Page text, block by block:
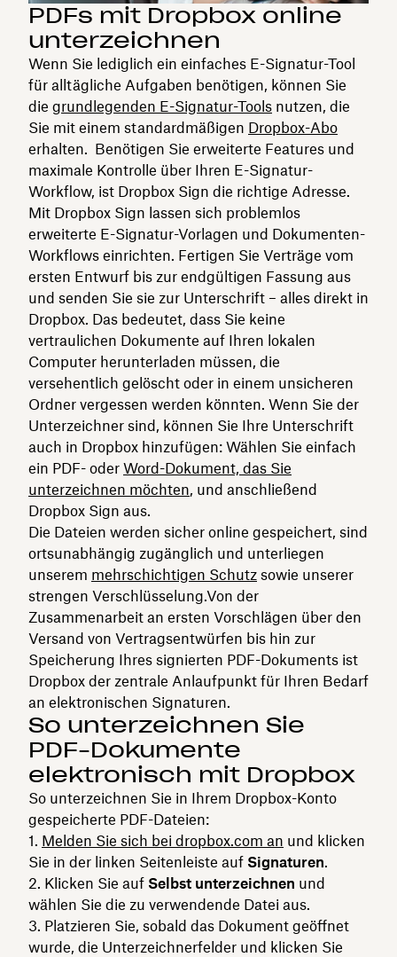
PDFs mit Dropbox online
unterzeichnen
Wenn Sie lediglich ein einfaches E-Signatur-Tool
für alltägliche Aufgaben benötigen, können Sie
die grundlegenden E-Signatur-Tools nutzen, die
Sie mit einem standardmäßigen Dropbox-Abo
erhalten. Benötigen Sie erweiterte Features und
maximale Kontrolle über Ihren E-Signatur-
Workflow, ist Dropbox Sign die richtige Adresse.
Mit Dropbox Sign lassen sich problemlos
erweiterte E-Signatur-Vorlagen und Dokumenten-
Workflows einrichten. Fertigen Sie Verträge vom
ersten Entwurf bis zur endgültigen Fassung aus
und senden Sie sie zur Unterschrift – alles direkt in
Dropbox. Das bedeutet, dass Sie keine
vertraulichen Dokumente auf Ihren lokalen
Computer herunterladen müssen, die
versehentlich gelöscht oder in einem unsicheren
Ordner vergessen werden könnten. Wenn Sie der
Unterzeichner sind, können Sie Ihre Unterschrift
auch in Dropbox hinzufügen: Wählen Sie einfach
ein PDF- oder Word-Dokument, das Sie
unterzeichnen möchten, und anschließend
Dropbox Sign aus.
Die Dateien werden sicher online gespeichert, sind
ortsunabhängig zugänglich und unterliegen
unserem mehrschichtigen Schutz sowie unserer
strengen Verschlüsselung.Von der
Zusammenarbeit an ersten Vorschlägen über den
Versand von Vertragsentwürfen bis hin zur
Speicherung Ihres signierten PDF-Dokuments ist
Dropbox der zentrale Anlaufpunkt für Ihren Bedarf
an elektronischen Signaturen.
So unterzeichnen Sie
PDF-Dokumente
elektronisch mit Dropbox
So unterzeichnen Sie in Ihrem Dropbox-Konto
gespeicherte PDF-Dateien:
Melden Sie sich bei dropbox.com an und klicken
Sie in der linken Seitenleiste auf Signaturen.
Klicken Sie auf Selbst unterzeichnen und
wählen Sie die zu verwendende Datei aus.
Platzieren Sie, sobald das Dokument geöffnet
wurde, die Unterzeichnerfelder und klicken Sie